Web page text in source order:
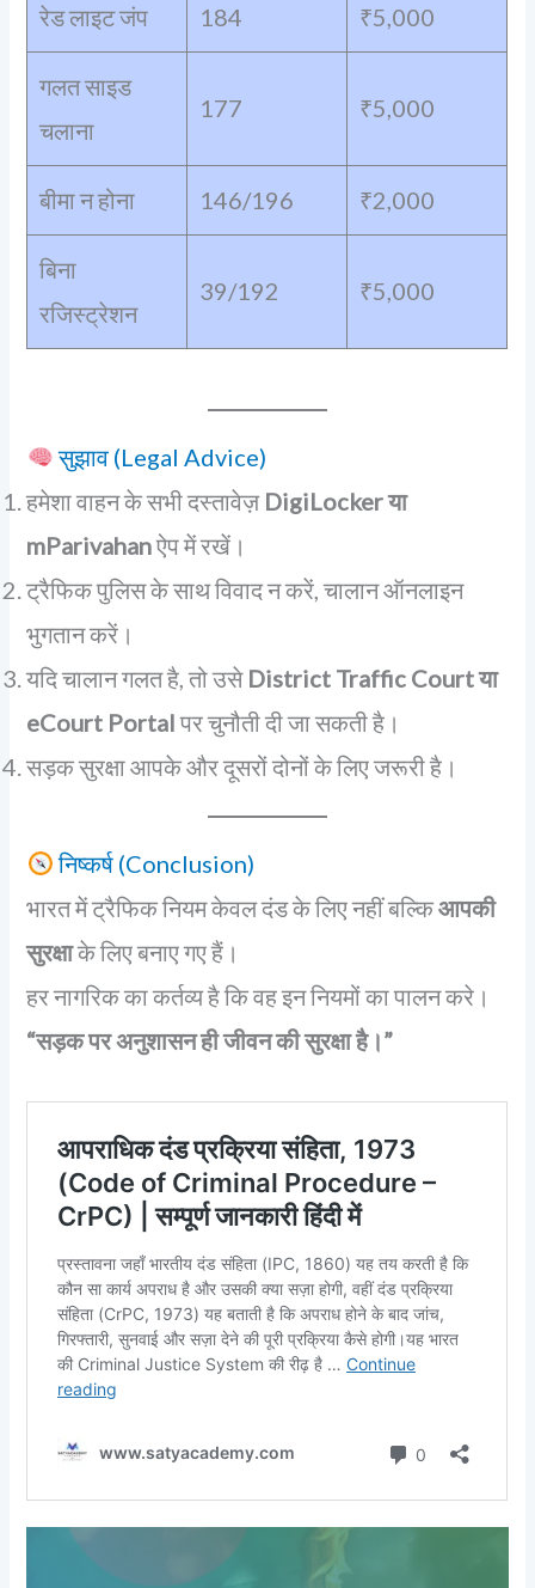
रेड लाइट जंप 184 ₹5,000
गलत साइड
चलाना
177 ₹5,000
बीमा न होना 146/196 ₹2,000
बिना
रजिस्ट्रेशन
39/192 ₹5,000
सुझाव (Legal Advice)
हमेशा वाहन के सभी दस्तावेज़ DigiLocker या
mParivahanऐप में रखें।
ट्रैफिक पुलिस के साथ विवाद न करें, चालान ऑनलाइन
भुगतान करें।
यदि चालान गलत है, तो उसे District Traffic Court या
eCourt Portalपर चुनौती दी जा सकती है।
सड़क सुरक्षा आपके और दूसरों दोनों के लिए जरूरी है।
निष्कर्ष (Conclusion)
भारत में ट्रैफिक नियम केवल दंड के लिए नहीं बल्किआपकी
सुरक्षाके लिए बनाए गए हैं।
हर नागरिक का कर्तव्य है कि वह इन नियमों का पालन करे।
“सड़क पर अनुशासन ही जीवन की सुरक्षा है।”